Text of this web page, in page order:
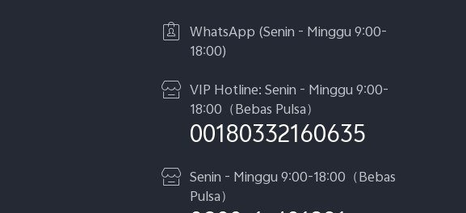
WhatsApp (Senin - Minggu 9:00-
18:00)
VIP Hotline: Senin - Minggu 9:00-
18:00（Bebas Pulsa）
00180332160635
Senin - Minggu 9:00-18:00（Bebas
Pulsa）